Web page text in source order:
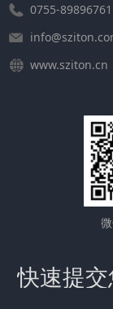
0755-89896761
www.sziton.cn
快速提